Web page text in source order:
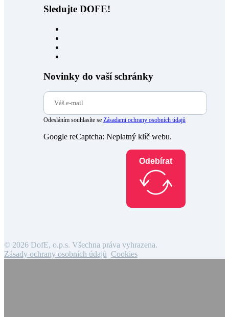
Sledujte DOFE!
Novinky do vaší schránky
Odesláním souhlasíte se Zásadami ochrany osobních údajů
Google reCaptcha: Neplatný klíč webu.
Odebírat
© 2026 DofE, o.p.s. Všechna práva vyhrazena.
Zásady ochrany osobních údajů Cookies